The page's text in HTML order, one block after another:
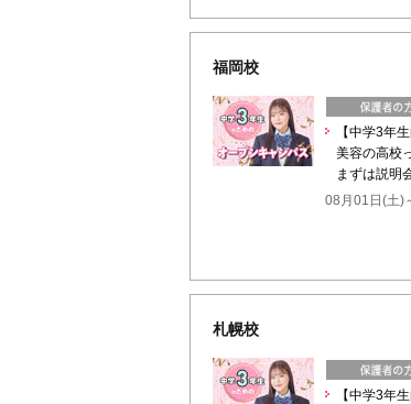
福岡校
【中学3年生
美容の高校
まずは説明
08月01日(土)
札幌校
【中学3年生